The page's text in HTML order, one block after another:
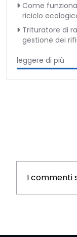
Come
riciclo
Trituratore di
gestione dei
leggere di più
I commenti